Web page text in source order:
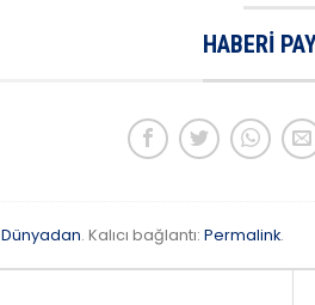
HABERI
Dünyadan. Kalıcı bağlantı: Permalink.